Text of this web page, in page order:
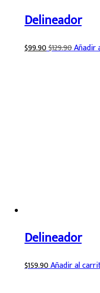
Delineador
$99.90$129.90Añadir
Delineador
$159.90Añadir al